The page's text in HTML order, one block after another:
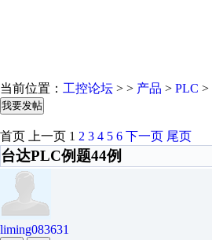
当前位置： 工控论坛 > > 产品 > PLC >
我要发帖
首页 上一页 1 2 3 4 5 6 下一页 尾页
台达PLC例题44例
liming083631